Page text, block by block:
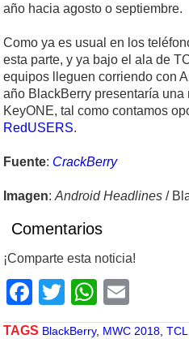
año hacia agosto o septiembre.
Como ya es usual en los
esta parte, y ya bajo el ala de
equipos lleguen corriendo con
año BlackBerry presentaría
KeyONE, tal como contamos
RedUSERS.
Fuente: CrackBerry
Imagen: Android Headlines /
Comentarios
¡Comparte esta noticia!
Facebook
Twitter
TAGS BlackBerry, MWC 2018, TCL